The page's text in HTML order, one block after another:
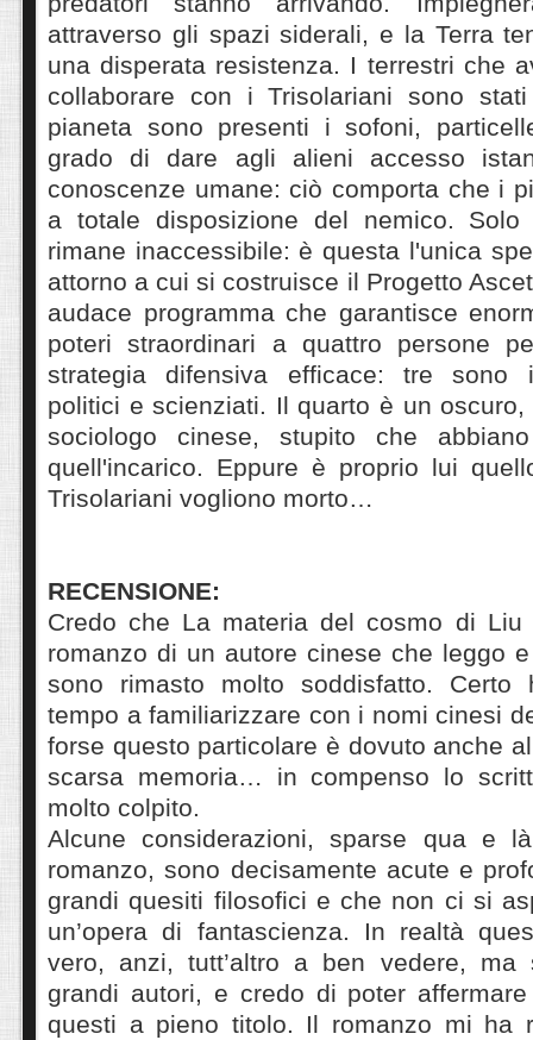
attraverso gli spazi siderali, e la Terra
una disperata resistenza. I terrestri che
collaborare con i Trisolariani sono
pianeta sono presenti i sofoni,
grado di dare agli alieni accesso
conoscenze umane: ciò comporta che i
a totale disposizione del nemico.
rimane inaccessibile: è questa l'unica
attorno a cui si costruisce il Progetto
audace programma che garantisce
poteri straordinari a quattro persone
strategia difensiva efficace: tre sono
politici e scienziati. Il quarto è un
sociologo cinese, stupito che
quell'incarico. Eppure è proprio lui
Trisolariani vogliono morto…
RECENSIONE:
Credo che La materia del cosmo di
romanzo di un autore cinese che leggo
sono rimasto molto soddisfatto. Certo
tempo a familiarizzare con i nomi cinesi
forse questo particolare è dovuto anche
scarsa memoria… in compenso lo
molto colpito.
Alcune considerazioni, sparse qua e
romanzo, sono decisamente acute e
grandi quesiti filosofici e che non ci si
un’opera di fantascienza. In realtà
vero, anzi, tutt’altro a ben vedere,
grandi autori, e credo di poter
questi a pieno titolo. Il romanzo mi ha